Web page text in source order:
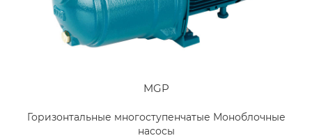
MGP
Горизонтальные многоступенчатые Моноблочные
насосы